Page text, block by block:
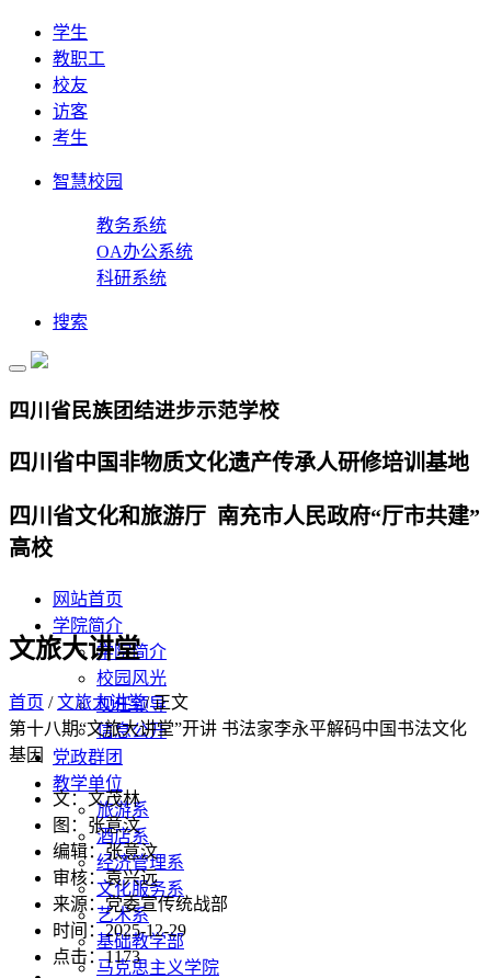
学生
教职工
校友
访客
考生
智慧校园
教务系统
OA办公系统
科研系统
搜索
四川省民族团结进步示范学校
四川省中国非物质文化遗产传承人研修培训基地
四川省文化和旅游厅 南充市人民政府“厅市共建”
高校
网站首页
学院简介
学院简介
校园风光
现任领导
信息公开
党政群团
教学单位
旅游系
酒店系
经济管理系
文化服务系
艺术系
基础教学部
马克思主义学院
文旅大讲堂
首页 /文旅大讲堂/ 正文
第十八期“文旅大讲堂”开讲 书法家李永平解码中国书法文化
基因
文：文茂林
图：张意汶
编辑：张意汶
审核：袁兴远
来源：党委宣传统战部
时间：2025-12-29
点击：1173